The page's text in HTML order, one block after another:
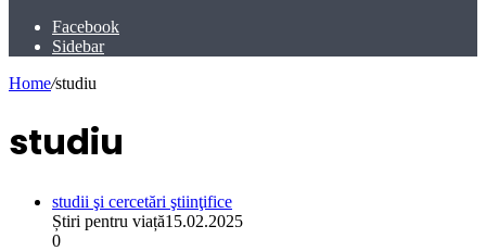
Facebook
Sidebar
Home/studiu
studiu
studii şi cercetări ştiinţifice
Știri pentru viață15.02.2025
0